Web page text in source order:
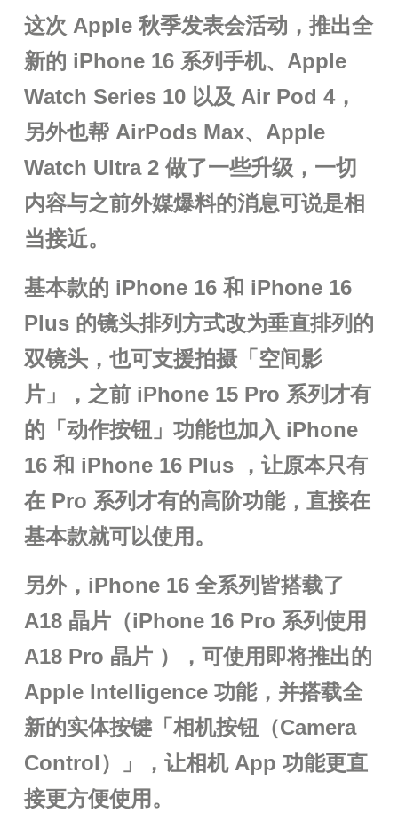
这次 Apple 秋季发表会活动，推出全
新的 iPhone 16 系列手机、Apple
Watch Series 10 以及 Air Pod 4，
另外也帮 AirPods Max、Apple
Watch Ultra 2 做了一些升级，一切
内容与之前外媒爆料的消息可说是相
当接近。
基本款的 iPhone 16 和 iPhone 16
Plus 的镜头排列方式改为垂直排列的
双镜头，也可支援拍摄「空间影
片」，之前 iPhone 15 Pro 系列才有
的「动作按钮」功能也加入 iPhone
16 和 iPhone 16 Plus ，让原本只有
在 Pro 系列才有的高阶功能，直接在
基本款就可以使用。
另外，iPhone 16 全系列皆搭载了
A18 晶片（iPhone 16 Pro 系列使用
A18 Pro 晶片 ），可使用即将推出的
Apple Intelligence 功能，并搭载全
新的实体按键「相机按钮（Camera
Control）」，让相机 App 功能更直
接更方便使用。